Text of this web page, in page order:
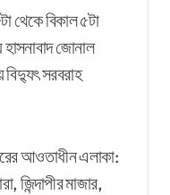
থেকে বিকাল ৫টা
জোনাল
সরবরাহ
আওতাধীন এলাকা:
জিন্দাপীর মাজার,